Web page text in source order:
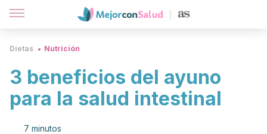
Dietas Nutrición
3 beneficios del ayuno
para la salud intestinal
7 minutos